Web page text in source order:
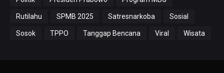
Rutilahu SPMB 2025 Satresnarkoba Sosial
Sosok TPPO Tanggap Bencana Viral Wisata